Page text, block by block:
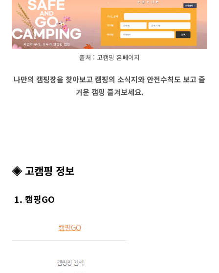
출처 : 고캠핑 홈페이지
나만의 캠핑장을 찾아보고 캠핑의 소식지와 안전수칙도 보고 즐
거운 캠핑 즐겨보세요.
◈ 고캠핑 정보
1. 캠핑GO